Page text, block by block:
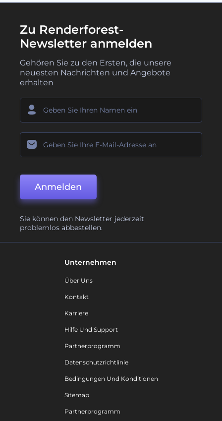
Zu Renderforest-
Newsletter anmelden
Gehören Sie zu den Ersten, die unsere
neuesten Nachrichten und Angebote
erhalten
Anmelden
Sie können den Newsletter jederzeit
problemlos abbestellen.
Unternehmen
Über Uns
Kontakt
Karriere
Hilfe Und Support
Partnerprogramm
Datenschutzrichtlinie
Bedingungen Und Konditionen
Sitemap
Partnerprogramm